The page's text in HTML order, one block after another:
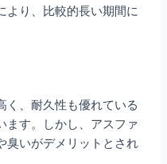
より、比較的長い期間に
く、耐久性も優れている
ます。しかし、アスファ
臭いがデメリットとされ